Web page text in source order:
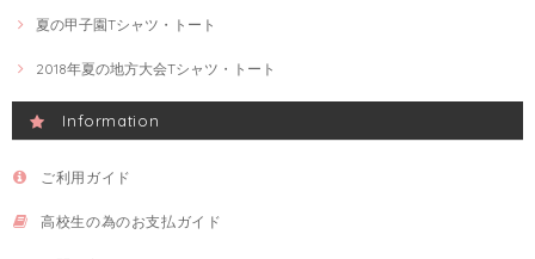
夏の甲子園Tシャツ・トート
2018年夏の地方大会Tシャツ・トート
Information
ご利用ガイド
高校生の為のお支払ガイド